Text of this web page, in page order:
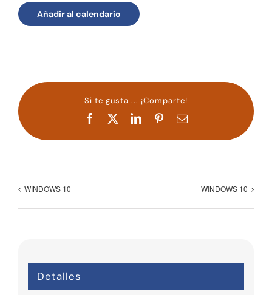
Añadir al calendario
Si te gusta ... ¡Comparte!
Facebook LinkedInPinterestCorreo
WINDOWS 10 WINDOWS 10
Detalles